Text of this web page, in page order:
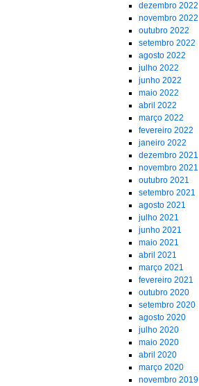
dezembro 2022
novembro 2022
outubro 2022
setembro 2022
agosto 2022
julho 2022
junho 2022
maio 2022
abril 2022
março 2022
fevereiro 2022
janeiro 2022
dezembro 2021
novembro 2021
outubro 2021
setembro 2021
agosto 2021
julho 2021
junho 2021
maio 2021
abril 2021
março 2021
fevereiro 2021
outubro 2020
setembro 2020
agosto 2020
julho 2020
maio 2020
abril 2020
março 2020
novembro 2019